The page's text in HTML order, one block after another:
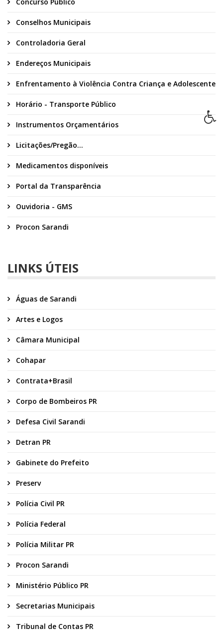
Concurso Público
Conselhos Municipais
Controladoria Geral
Endereços Municipais
Enfrentamento à Violência Contra Criança e Adolescente
Horário - Transporte Público
Instrumentos Orçamentários
Licitações/Pregão...
Medicamentos disponíveis
Portal da Transparência
Ouvidoria - GMS
Procon Sarandi
LINKS ÚTEIS
Águas de Sarandi
Artes e Logos
Câmara Municipal
Cohapar
Contrata+Brasil
Corpo de Bombeiros PR
Defesa Civil Sarandi
Detran PR
Gabinete do Prefeito
Preserv
Polícia Civil PR
Polícia Federal
Polícia Militar PR
Procon Sarandi
Ministério Público PR
Secretarias Municipais
Tribunal de Contas PR